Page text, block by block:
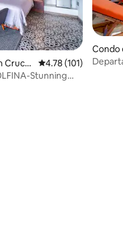
reseñas
Cruce
Calificación
4.78 (101)
Stunning
Condo